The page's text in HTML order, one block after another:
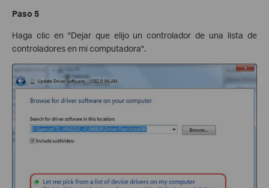
Paso 5
Haga clic en "Dejar que elijo un controlador de una lista de
controladores en mi computadora".